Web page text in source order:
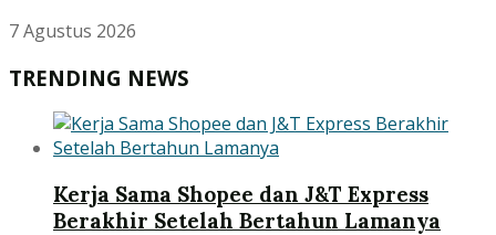
7 Agustus 2026
TRENDING NEWS
Kerja Sama Shopee dan J&T Express
Berakhir Setelah Bertahun Lamanya